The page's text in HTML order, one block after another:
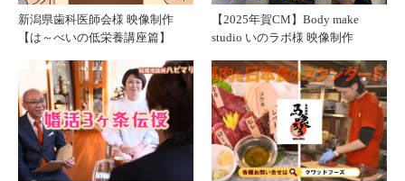
新潟県歯科医師会様 映像制作
【は～べいの低栄養講座篇】
【2025年賀CM】Body make
studio いのラボ様 映像制作